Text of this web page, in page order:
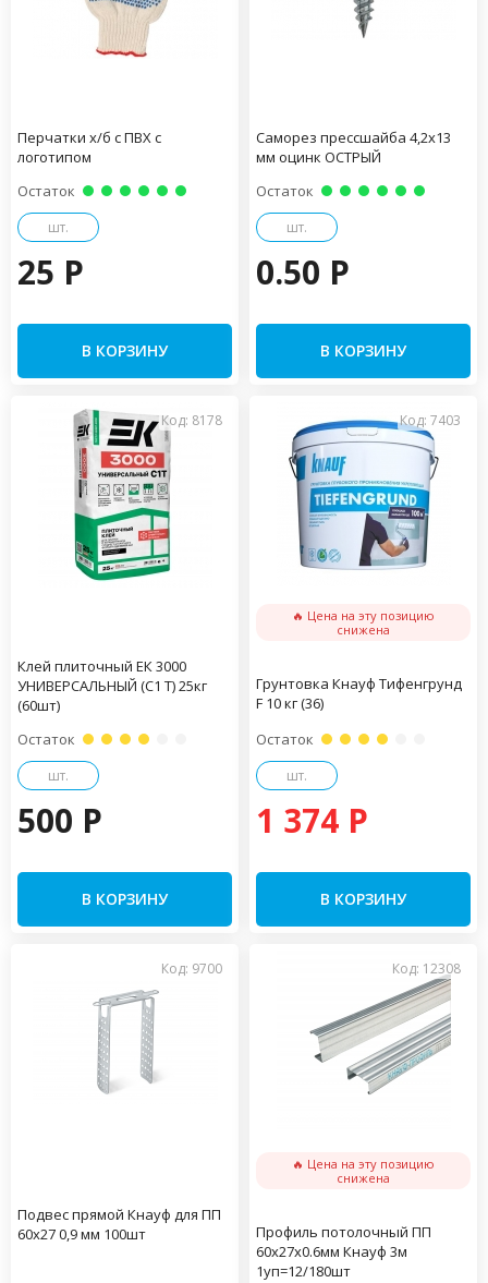
Перчатки х/б с ПВХ с
логотипом
Остаток
шт.
25 P
В КОРЗИНУ
Саморез прессшайба 4,2х13
мм оцинк ОСТРЫЙ
Остаток
шт.
0.50 P
В КОРЗИНУ
Код: 8178
Клей плиточный ЕК 3000
УНИВЕРСАЛЬНЫЙ (С1 Т) 25кг
(60шт)
Остаток
шт.
500 P
В КОРЗИНУ
Код: 7403
🔥 Цена на эту позицию
снижена
Грунтовка Кнауф Тифенгрунд
F 10 кг (36)
Остаток
шт.
1 374 P
В КОРЗИНУ
Код: 9700
Подвес прямой Кнауф для ПП
60х27 0,9 мм 100шт
Код: 12308
🔥 Цена на эту позицию
снижена
Профиль потолочный ПП
60х27х0.6мм Кнауф 3м
1уп=12/180шт